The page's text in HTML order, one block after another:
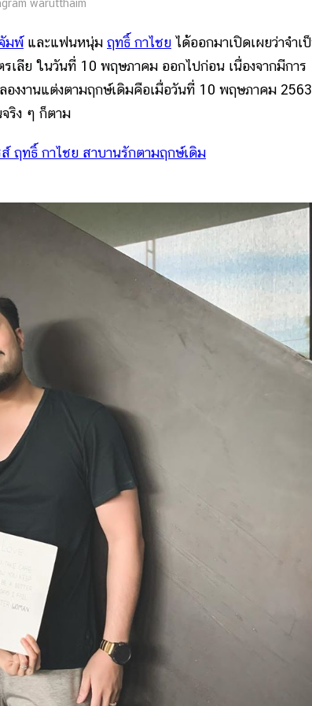
warutthaim
มพ์และแฟนหนุ่ม ฤทธิ์ กาไชย ได้ออกมาเปิดเผยว่าจำเ
รเลีย ในวันที่ 10 พฤษภาคม ออกไปก่อน เนื่องจากมีการ
องงานแต่งตามฤกษ์เดิมคือเมื่อวันที่ 10 พฤษภาคม 2563
ริง ๆ ก็ตาม
ส์ ฤทธิ์ กาไชย สาบานรักตามฤกษ์เดิม